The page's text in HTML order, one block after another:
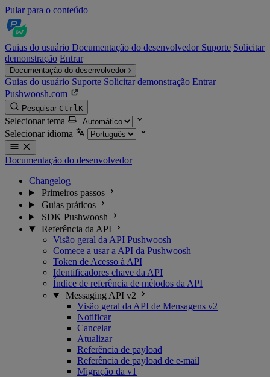
Pular para o conteúdo
Guias do usuário Documentação do desenvolvedor Suporte Solicitar
demonstração Entrar
Documentação do desenvolvedor
Guias do usuário Suporte Solicitar demonstração Entrar
Pushwoosh.com
Pesquisar CtrlK
Selecionar tema
Selecionar idioma
Documentação do desenvolvedor
Changelog
Primeiros passos
Guias práticos
SDK Pushwoosh
Referência da API
Visão geral da API Pushwoosh
Comece a usar a API da Pushwoosh
Token de Acesso à API
Identificadores chave da API
Índice de referência de métodos da API
Messaging API v2
Visão geral da API de Mensagens v2
Notificar
Cancelar
Atualizar
Referência de payload
Referência de payload de e-mail
Migração da v1